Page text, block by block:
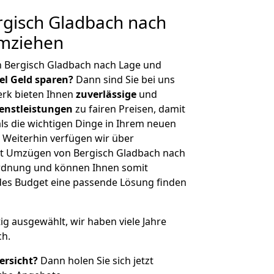
Gladbach nach
Gladbach nach Lage und
Geld sparen? Dann sind Sie bei uns
bieten Ihnen zuverlässige und
zu fairen Preisen, damit
die wichtigen Dinge in Ihrem neuen
verfügen wir über
von Bergisch Gladbach nach
und können Ihnen somit
Budget eine passende Lösung finden
ausgewählt, wir haben viele Jahre
Dann holen Sie sich jetzt